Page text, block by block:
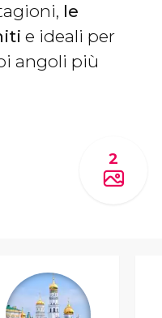
le
e ideali per
angoli più
2